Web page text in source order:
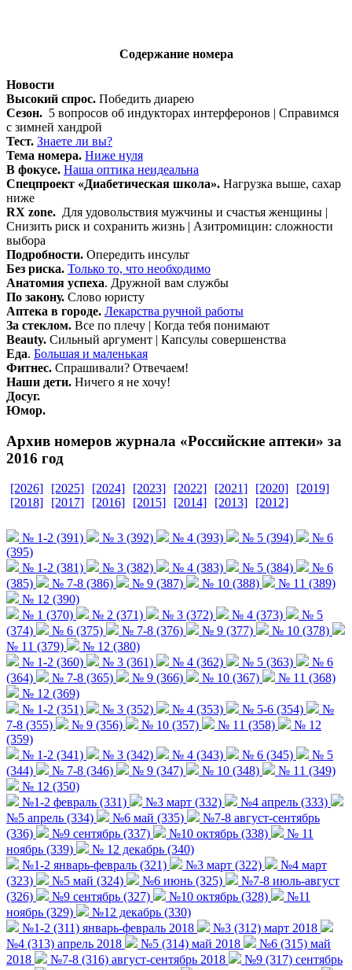
Содержание номера
Новости
Высокий спрос. Победить диарею
Сезон. 5 вопросов об индукторах интерферонов | Справимся
с зимней хандрой
Тест. Знаете ли вы?
Тема номера. Ниже нуля
В фокусе. Наша оптика неидеальна
Спецпроект «Диабетическая школа». Нагрузка выше, сахар
ниже
RX zone. Для удовольствия мужчины и счастья женщины |
Снизить риск и сохранить жизнь | Азитромицин: сложности
выбора
Подробности. Опередить инсульт
Без риска. Только то, что необходимо
Анатомия успеха. Дружной вам службы
По закону. Слово юристу
Аптека в городе. Лекарства ручной работы
За стеклом. Все по плечу | Когда тебя понимают
Beauty. Сильный аргумент | Капсулы совершенства
Еда. Большая и маленькая
Фитнес. Спрашивали? Отвечаем!
Наши дети. Ничего я не хочу!
Досуг.
Юмор.
Архив номеров журнала «Российские аптеки» за
2016 год
[2026] [2025] [2024] [2023] [2022] [2021] [2020]
[2019]
[2018]
[2017] [2016] [2015] [2014] [2013] [2012]
№ 1-2 (391) № 3 (392) № 4 (393) № 5 (394)
№ 6
(395)
№ 1-2 (381)
№ 3 (382) № 4 (383) № 5 (384)
№ 6
(385)
№ 7-8 (386) № 9 (387) № 10 (388)
№ 11 (389)
№ 12 (390)
№ 1 (370)
№ 2 (371) № 3 (372) № 4 (373)
№ 5
(374)
№ 6 (375) № 7-8 (376) № 9 (377)
№ 10 (378)
№ 11 (379)
№ 12 (380)
№ 1-2 (360)
№ 3 (361) № 4 (362) № 5 (363)
№ 6
(364)
№ 7-8 (365) № 9 (366) № 10 (367)
№ 11 (368)
№ 12 (369)
№ 1-2 (351)
№ 3 (352) № 4 (353) № 5-6 (354)
№
7-8 (355)
№ 9 (356) № 10 (357) № 11 (358)
№ 12
(359)
№ 1-2 (341)
№ 3 (342) № 4 (343) № 6 (345)
№ 5
(344)
№ 7-8 (346) № 9 (347) № 10 (348)
№ 11 (349)
№ 12 (350)
№1-2 февраль (331)
№3 март (332)
№4 апрель (333)
№5 апрель (334)
№6 май (335)
№7-8 август-сентябрь
(336)
№9 сентябрь (337) №10 октябрь (338)
№ 11
ноябрь (339)
№ 12 декабрь (340)
№1-2 январь-февраль (321)
№3 март (322)
№4 март
(323)
№5 май (324) №6 июнь (325)
№7-8 июль-август
(326)
№9 сентябрь (327) №10 октябрь (328)
№11
ноябрь (329)
№12 декабрь (330)
№1-2 (311) январь-февраль 2018
№3 (312) март 2018
№4 (313) апрель 2018
№5 (314) май 2018
№6 (315) май
2018
№7-8 (316) август-сентябрь 2018
№9 (317) сентябрь